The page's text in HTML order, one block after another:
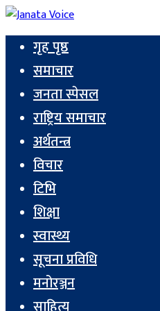
गृह पृष्ठ
समाचार
जनता स्पेसल
राष्ट्रिय समाचार
अर्थतन्त्र
विचार
टिभि
शिक्षा
स्वास्थ्य
सूचना प्रविधि
मनोरञ्जन